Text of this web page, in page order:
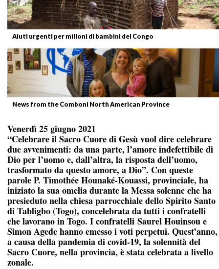
Aiuti urgenti per milioni di bambini del Congo
News from the Comboni North American Province
Venerdì 25 giugno 2021
“Celebrare il Sacro Cuore di Gesù vuol dire celebrare
due avvenimenti: da una parte, l’amore indefettibile di
Dio per l’uomo e, dall’altra, la risposta dell’uomo,
trasformato da questo amore, a Dio”. Con queste
parole P. Timothée Hounaké-Kouassi, provinciale, ha
iniziato la sua omelia durante la Messa solenne che ha
presieduto nella chiesa parrocchiale dello Spirito Santo
di Tabligbo (Togo), concelebrata da tutti i confratelli
che lavorano in Togo. I confratelli Saurel Houinsou e
Simon Agede hanno emesso i voti perpetui. Quest’anno,
a causa della pandemia di covid-19, la solennità del
Sacro Cuore, nella provincia, è stata celebrata a livello
zonale.